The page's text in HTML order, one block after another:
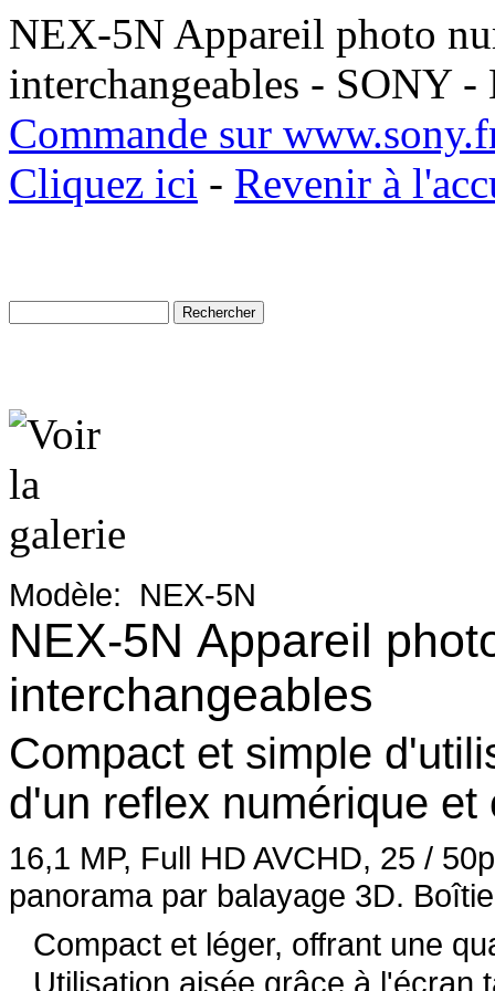
NEX-5N Appareil photo
interchangeables - SONY
Commande sur
Cliquez ici - Revenir à
Modèle: NEX-5N
NEX-5N Appareil
interchangeables
Compact et simple
d'un reflex numérique
16,1 MP, Full HD AVCHD, 25 /
panorama par balayage 3D.
Compact et léger, offrant une
Utilisation aisée grâce à l'écran